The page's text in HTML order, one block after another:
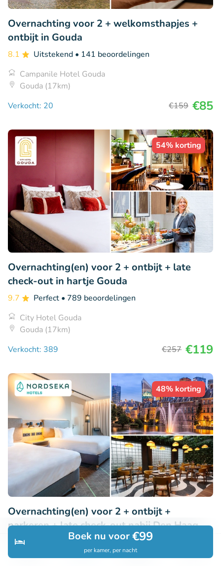
Zoeken Boekingen
Boek nu voor€99
per kamer, per nacht
Overnachting voor 2 + welkomsthapjes +
ontbijt in Gouda
8.1 Uitstekend • 141 beoordelingen
Campanile Hotel Gouda
Gouda (17km)
Verkocht: 20
€159 €85
54% korting
Overnachting(en) voor 2 + ontbijt + late
check-out in hartje Gouda
9.7 Perfect • 789 beoordelingen
City Hotel Gouda
Gouda (17km)
Verkocht: 389
€257 €119
48% korting
Overnachting(en) voor 2 + ontbijt +
parkeren + late check-out nabij Den Haag
Erg populaire deal
8.4
Uitstekend• 32 beoordelingen